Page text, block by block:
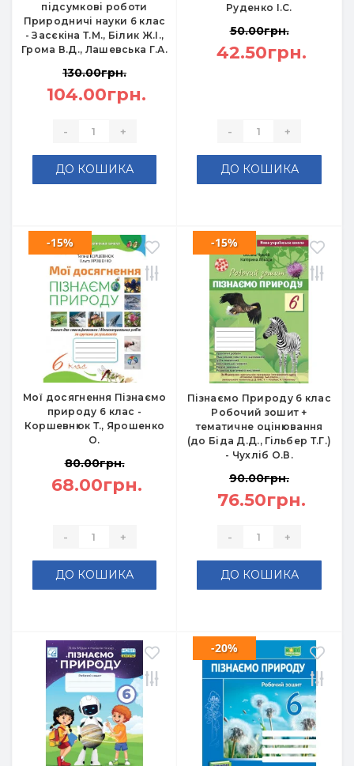
підсумкові роботи
Природничі науки 6 клас
- Засєкіна Т.М., Білик Ж.І.,
Грома В.Д., Лашевська Г.А.
130.00грн.
104.00грн.
- +
ДО КОШИКА
Руденко І.С.
50.00грн.
42.50грн.
- +
ДО КОШИКА
Мої досягнення Пізнаємо
природу 6 клас -
Коршевнюк Т., Ярошенко
О.
-15%
80.00грн.
68.00грн.
- +
ДО КОШИКА
Пізнаємо Природу 6 клас
Робочий зошит +
тематичне оцінювання
(до Біда Д.Д., Гільбер Т.Г.)
- Чухліб О.В.
-15%
90.00грн.
76.50грн.
- +
ДО КОШИКА
-20%